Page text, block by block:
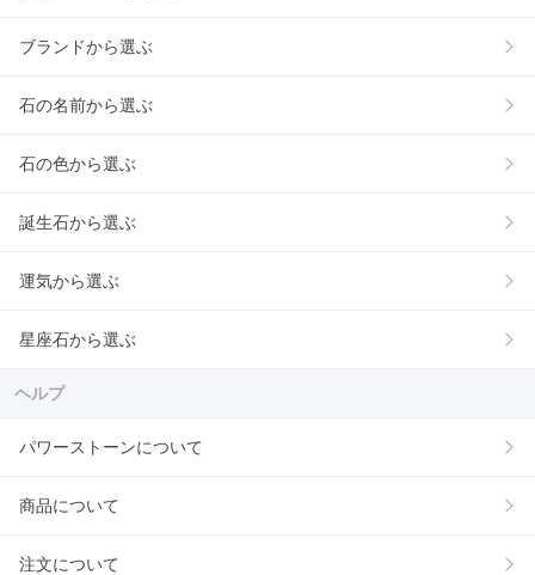
ブランドから選ぶ
石の名前から選ぶ
石の色から選ぶ
誕生石から選ぶ
運気から選ぶ
星座石から選ぶ
ヘルプ
パワーストーンについて
商品について
注文について